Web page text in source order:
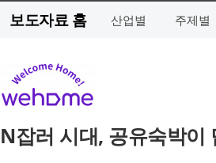
보도자료 홈 산업별 주제별
N잡러 시대, 공유숙박이